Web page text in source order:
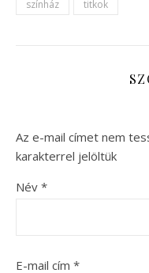
színház
titkok
Az e-mail címet nem
karakterrel jelöltük
Név *
E-mail cím *